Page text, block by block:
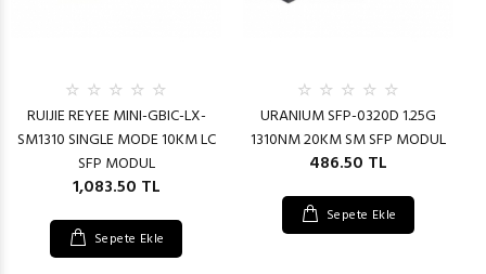
RUIJIE REYEE MINI-GBIC-LX-
SM1310 SINGLE MODE 10KM LC
SFP MODUL
1,083.50 TL
Sepete Ekle
URANIUM SFP-0320D 1.25G
1310NM 20KM SM SFP MODUL
486.50 TL
Sepete Ekle